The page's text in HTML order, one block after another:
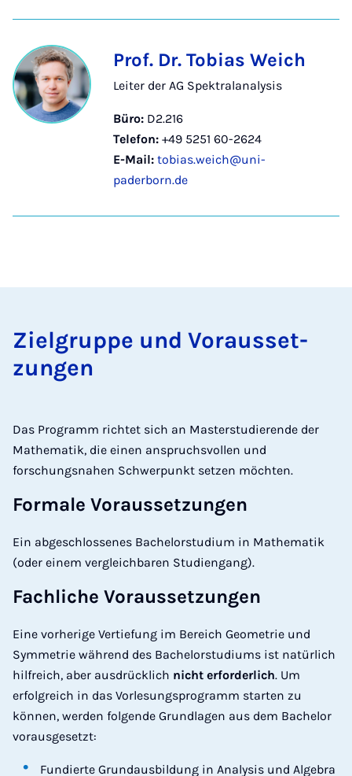
Prof. Dr. Tobias Weich
Leiter der AG Spektralanalysis
Büro: D2.216
Telefon: +49 5251 60-2624
E-Mail: tobias.weich@uni-
paderborn.de
Ziel­grup­pe und Vor­aus­set­
zun­gen
Das Programm richtet sich an Masterstudierende der
Mathematik, die einen anspruchsvollen und
forschungsnahen Schwerpunkt setzen möchten.
Formale Voraussetzungen
Ein abgeschlossenes Bachelorstudium in Mathematik
(oder einem vergleichbaren Studiengang).
Fachliche Voraussetzungen
Eine vorherige Vertiefung im Bereich Geometrie und
Symmetrie während des Bachelorstudiums ist natürlich
hilfreich, aber ausdrücklich nicht erforderlich. Um
erfolgreich in das Vorlesungsprogramm starten zu
können, werden folgende Grundlagen aus dem Bachelor
vorausgesetzt:
Fundierte Grundausbildung in Analysis und Algebra